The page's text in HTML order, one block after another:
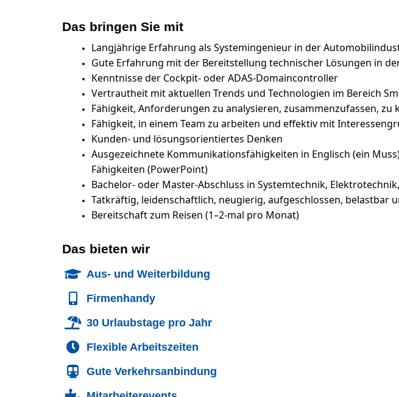
Das bringen Sie mit
Langjährige Erfahrung als Systemingenieur in der
Gute Erfahrung mit der Bereitstellung technischer Lösungen in
Kenntnisse der Cockpit- oder ADAS-Domaincontroller
Vertrautheit mit aktuellen Trends und Technologien im Bereich
Fähigkeit, Anforderungen zu analysieren, zusammenzufassen,
Fähigkeit, in einem Team zu arbeiten und effektiv mit
Kunden- und lösungsorientiertes Denken
Ausgezeichnete Kommunikationsfähigkeiten in Englisch (ein
Fähigkeiten (PowerPoint)
Bachelor- oder Master-Abschluss in Systemtechnik,
Tatkräftig, leidenschaftlich, neugierig, aufgeschlossen, belastbar
Bereitschaft zum Reisen (1–2-mal pro Monat)
Das bieten wir
Aus- und Weiterbildung
Firmenhandy
30 Urlaubstage pro Jahr
Flexible Arbeitszeiten
Gute Verkehrsanbindung